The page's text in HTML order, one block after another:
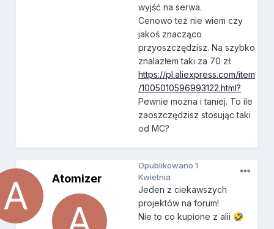
wyjść na serwa.
Cenowo też nie wiem czy
jakoś znacząco
przyoszczędzisz. Na szybko
znalazłem taki za 70 zł:
https://pl.aliexpress.com/item
/1005010596993122.html?
Pewnie można i taniej. To ile
zaoszczędzisz stosując taki
od MC?
Atomizer
Opublikowano1
Kwietnia
Jeden z ciekawszych
projektów na forum!
Nie to co kupione z alii 🤣